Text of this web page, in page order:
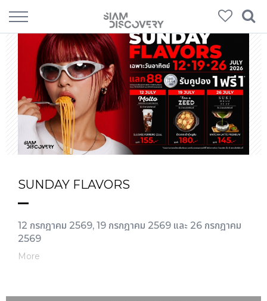
SUNDAY FLAVORS
12 กรกฎาคม 2569, 19 กรกฎาคม 2569 และ 26 กรกฎาคม
2569
More